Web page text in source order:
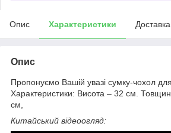
Опис Характеристики Доставка
Опис
Пропонуємо Вашій увазі сумку-чохол для
Характеристики: Висота – 32 см.
см,
Китайський відеоогляд: